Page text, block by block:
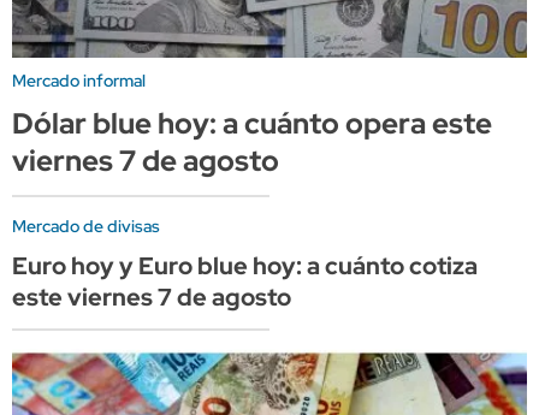
Mercado informal
Dólar blue hoy: a cuánto opera este
viernes 7 de agosto
Mercado de divisas
Euro hoy y Euro blue hoy: a cuánto cotiza
este viernes 7 de agosto